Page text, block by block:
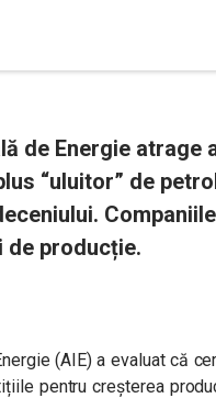
de Energie atrage
“uluitor” de
de producție.
(AIE) a evaluat că
pentru creșterea